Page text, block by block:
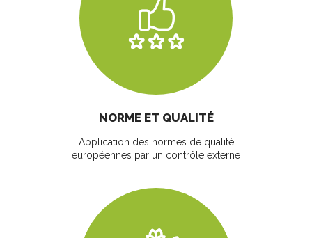
NORME ET QUALITÉ
Application des normes de qualité
européennes par un contrôle externe